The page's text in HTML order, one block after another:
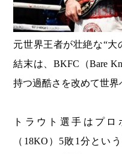
元世界王者が壮絶な“大
結末は、BKFC（Bare
持つ過酷さを改めて世界
トラウト選手はプロ
（18KO）5敗1分とい